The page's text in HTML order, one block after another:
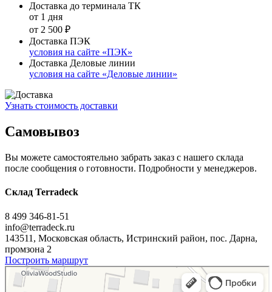
Доставка до терминала ТК
от 1 дня
от 2 500 ₽
Доставка ПЭК
условия на сайте «ПЭК»
Доставка Деловые линии
условия на сайте «Деловые линии»
Узнать стоимость доставки
Самовывоз
Вы можете самостоятельно забрать заказ с нашего склада
после сообщения о готовности. Подробности у менеджеров.
Склад Terradeck
8 499 346-81-51
info@terradeck.ru
143511, Московская область, Истринский район, пос. Дарна,
промзона 2
Построить маршрут